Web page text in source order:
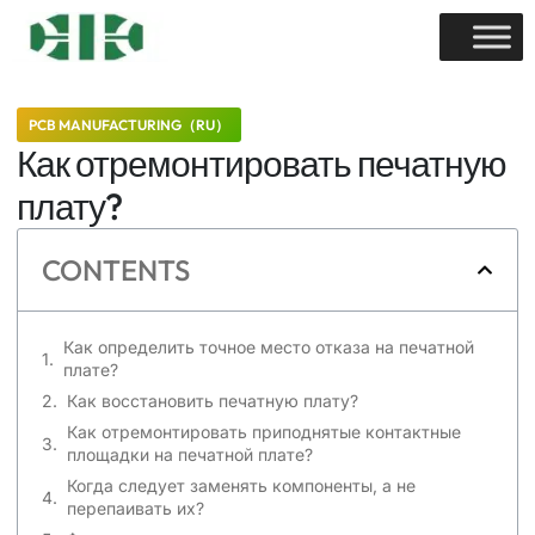
PCB MANUFACTURING（RU）
Как отремонтировать печатную
плату?
CONTENTS
Как определить точное место отказа на печатной
плате?
Как восстановить печатную плату?
Как отремонтировать приподнятые контактные
площадки на печатной плате?
Когда следует заменять компоненты, а не
перепаивать их?